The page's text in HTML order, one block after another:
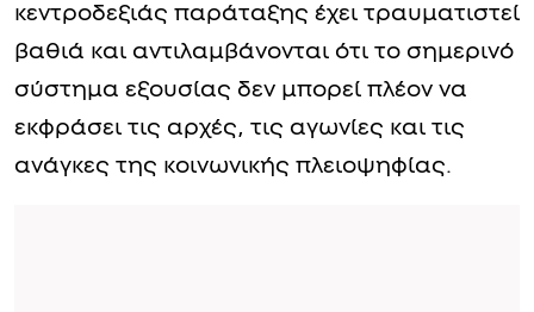
κεντροδεξιάς παράταξης έχει τραυματιστεί
βαθιά και αντιλαμβάνονται ότι το σημερινό
σύστημα εξουσίας δεν μπορεί πλέον να
εκφράσει τις αρχές, τις αγωνίες και τις
ανάγκες της κοινωνικής πλειοψηφίας.